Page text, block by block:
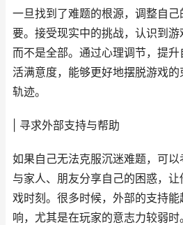
一旦找到了难题的根源，调整自
要。接受现实中的挑战，认识到游
而不是全部。通过心理调节，提
活满意度，能够更好地摆脱游戏
轨迹。
| 寻求外部支持与帮助
如果自己无法克服沉迷难题，可以
与家人、朋友分享自己的困惑，
戏时刻。很多时候，外部的支持
响，尤其是在玩家的意志力较弱时